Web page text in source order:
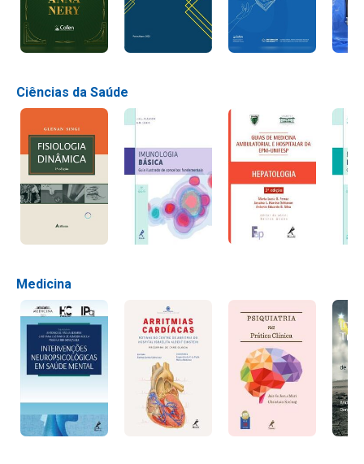
Ciências da Saúde
Medicina